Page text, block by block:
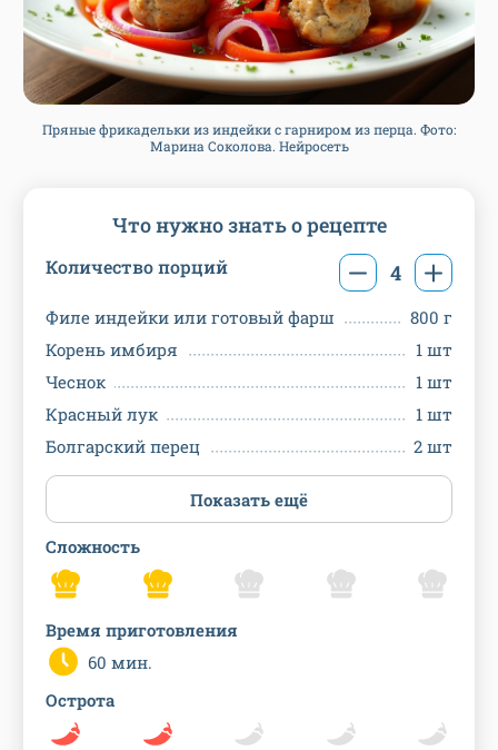
Пряные фрикадельки из индейки с гарниром из перца. Фото:
Марина Соколова. Нейросеть
Что нужно знать о рецепте
Количество порций 4
Филе индейки или готовый фарш
800 г
Корень имбиря
1 шт
Чеснок
1 шт
Красный лук
1 шт
Болгарский перец
2 шт
Показать ещё
Сложность
Время приготовления
60 мин.
Острота